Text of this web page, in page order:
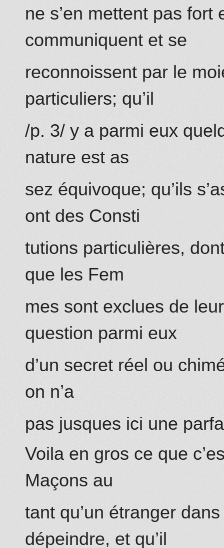
ne s’en mettent pas fort
communiquent et se
reconnoissent par le
particuliers; qu’il
/p. 3/ y a parmi eux
nature est as
sez équivoque; qu’ils
ont des Consti
tutions particulières,
que les Fem
mes sont exclues de
question parmi eux
d’un secret réel ou
on n’a
pas jusques ici une
Voila en gros ce que
Maçons au
tant qu’un étranger
dépeindre, et qu’il